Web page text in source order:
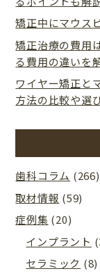
矯正中にマウス
矯正治療の費用
る費用の違いを
ワイヤー矯正と
方法の比較や選
歯科コラム (266)
取材情報 (59)
症例集 (20)
インプラント
セラミック (8)